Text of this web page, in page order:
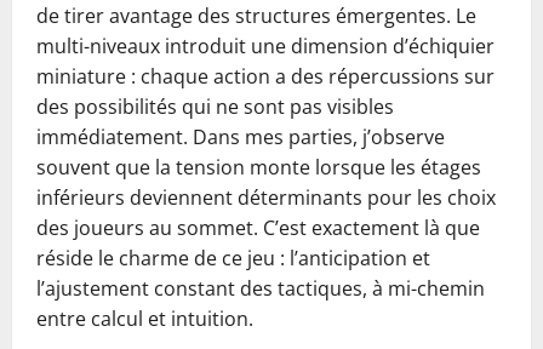
de tirer avantage des structures émergentes. Le
multi-niveaux introduit une dimension d’échiquier
miniature : chaque action a des répercussions sur
des possibilités qui ne sont pas visibles
immédiatement. Dans mes parties, j’observe
souvent que la tension monte lorsque les étages
inférieurs deviennent déterminants pour les choix
des joueurs au sommet. C’est exactement là que
réside le charme de ce jeu : l’anticipation et
l’ajustement constant des tactiques, à mi-chemin
entre calcul et intuition.